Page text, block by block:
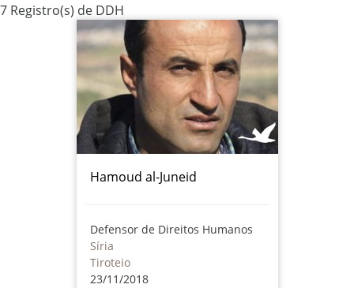
7 Registro(s) de DDH
Hamoud al-Juneid
Defensor de Direitos Humanos
Síria
Tiroteio
23/11/2018